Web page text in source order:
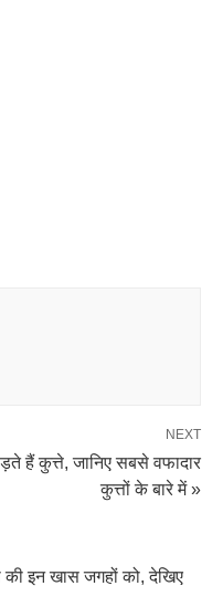
NEXT
हैं कुत्ते, जानिए सबसे वफादार
कुत्तों के बारे में »
इन खास जगहों को, देखिए